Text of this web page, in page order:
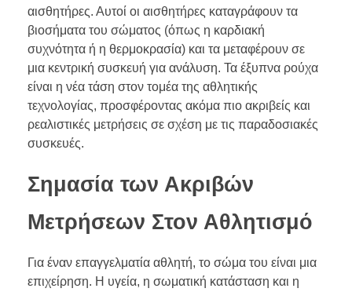
αισθητήρες. Αυτοί οι αισθητήρες καταγράφουν τα
βιοσήματα του σώματος (όπως η καρδιακή
συχνότητα ή η θερμοκρασία) και τα μεταφέρουν σε
μια κεντρική συσκευή για ανάλυση. Τα έξυπνα ρούχα
είναι η νέα τάση στον τομέα της αθλητικής
τεχνολογίας, προσφέροντας ακόμα πιο ακριβείς και
ρεαλιστικές μετρήσεις σε σχέση με τις παραδοσιακές
συσκευές.
Σημασία των Ακριβών
Μετρήσεων Στον Αθλητισμό
Για έναν επαγγελματία αθλητή, το σώμα του είναι μια
επιχείρηση. Η υγεία, η σωματική κατάσταση και η